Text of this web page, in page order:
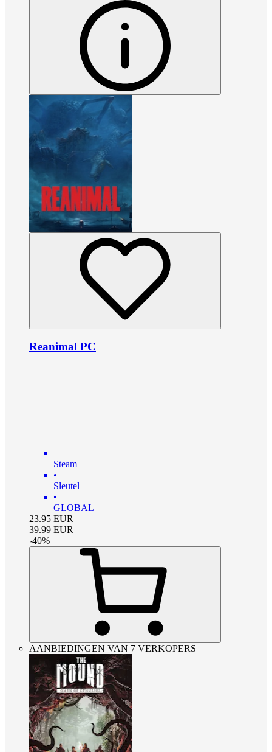
Reanimal PC
Steam
•
Sleutel
•
GLOBAL
23.95 EUR
39.99 EUR
-40%
AANBIEDINGEN VAN 7 VERKOPERS